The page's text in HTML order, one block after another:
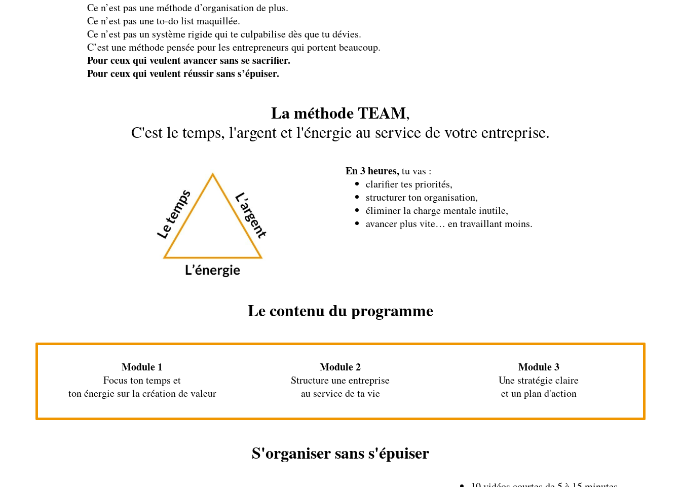
Ce n’est pas une méthode d’organisation de plus.
Ce n’est pas une to-do list maquillée.
Ce n’est pas un système rigide qui te culpabilise dès que tu dévies.
C’est une méthode pensée pour les entrepreneurs qui portent beaucoup.
Pour ceux qui veulent avancer sans se sacrifier.
Pour ceux qui veulent réussir sans s’épuiser.
La méthode TEAM,
C'est le temps, l'argent et l'énergie au service de votre entreprise.
En 3 heures,tu vas :
clarifier tes priorités,
structurer ton organisation,
éliminer la charge mentale inutile,
avancer plus vite… en travaillant moins.
Le contenu du programme
Module 1
Focus ton temps et
ton énergie sur la création de valeur
Module 2
Structure une entreprise
au service de ta vie
Module 3
Une stratégie claire
et un plan d'action
S'organiser sans s'épuiser